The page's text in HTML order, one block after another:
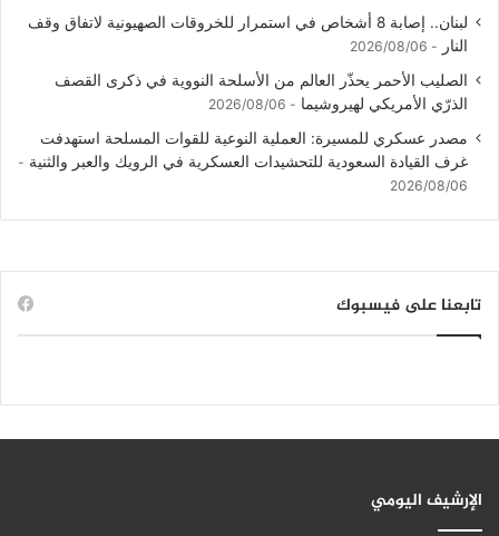
لبنان.. إصابة 8 أشخاص في استمرار للخروقات الصهيونية لاتفاق وقف
النار
2026/08/06
الصليب الأحمر يحذّر العالم من الأسلحة النووية في ذكرى القصف
الذرّي الأمريكي لهيروشيما
2026/08/06
مصدر عسكري للمسيرة: العملية النوعية للقوات المسلحة استهدفت
غرف القيادة السعودية للتحشيدات العسكرية في الرويك والعبر والثنية
2026/08/06
تابعنا على فيسبوك
الإرشيف اليومي